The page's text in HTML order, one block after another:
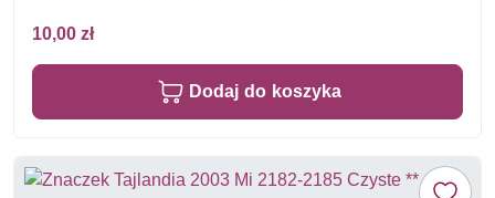
10,00 zł
Dodaj do koszyka